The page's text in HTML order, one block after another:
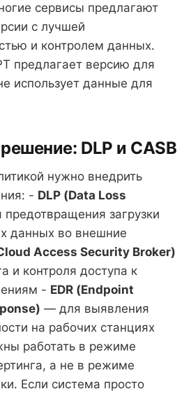
сервисы предлагают
с лучшей
и контролем данных.
предлагает версию для
использует данные для
DLP и CASB
нужно внедрить
- DLP (Data Loss
загрузки
данных во внешние
Access Security Broker)
и контроля доступа к
- EDR (Endpoint
— для выявления
на рабочих станциях
работать в режиме
а не в режиме
Если система просто